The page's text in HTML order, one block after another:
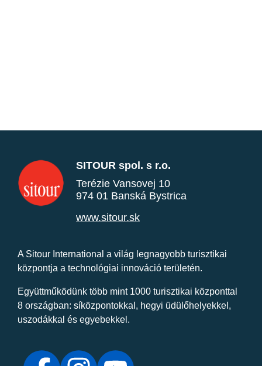
SITOUR spol. s r.o.
Terézie Vansovej 10
974 01 Banská Bystrica
www.sitour.sk
A Sitour International a világ legnagyobb turisztikai
központja a technológiai innováció területén.
Együttműködünk több mint 1000 turisztikai központtal
8 országban: síközpontokkal, hegyi üdülőhelyekkel,
uszodákkal és egyebekkel.